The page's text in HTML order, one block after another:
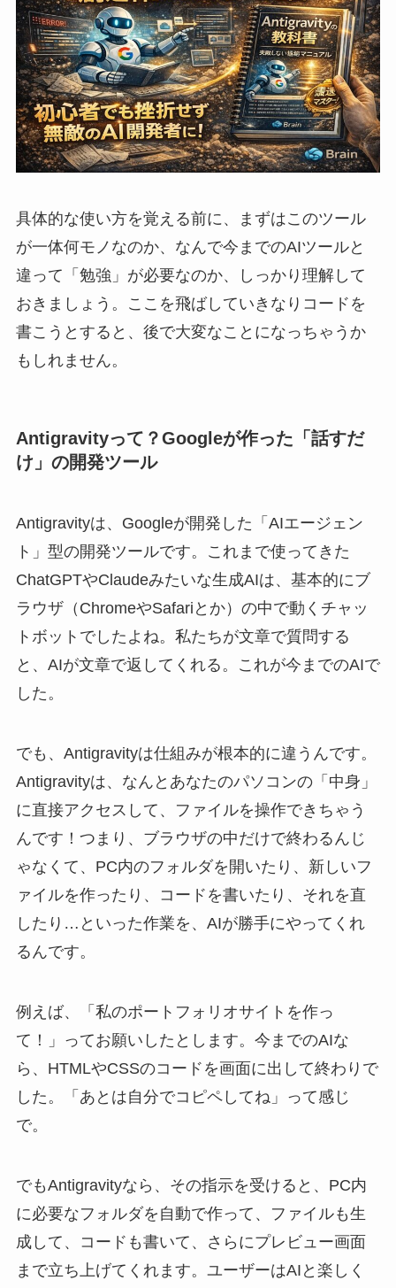
具体的な使い方を覚える前に、まずはこのツール
が一体何モノなのか、なんで今までのAIツールと
違って「勉強」が必要なのか、しっかり理解して
おきましょう。ここを飛ばしていきなりコードを
書こうとすると、後で大変なことになっちゃうか
もしれません。
Antigravityって？Googleが作った「話すだ
け」の開発ツール
Antigravityは、Googleが開発した「AIエージェン
ト」型の開発ツールです。これまで使ってきた
ChatGPTやClaudeみたいな生成AIは、基本的にブ
ラウザ（ChromeやSafariとか）の中で動くチャッ
トボットでしたよね。私たちが文章で質問する
と、AIが文章で返してくれる。これが今までのAIで
した。
でも、Antigravityは仕組みが根本的に違うんです。
Antigravityは、なんとあなたのパソコンの「中身」
に直接アクセスして、ファイルを操作できちゃう
んです！つまり、ブラウザの中だけで終わるんじ
ゃなくて、PC内のフォルダを開いたり、新しいフ
ァイルを作ったり、コードを書いたり、それを直
したり…といった作業を、AIが勝手にやってくれ
るんです。
例えば、「私のポートフォリオサイトを作っ
て！」ってお願いしたとします。今までのAIな
ら、HTMLやCSSのコードを画面に出して終わりで
した。「あとは自分でコピペしてね」って感じ
で。
でもAntigravityなら、その指示を受けると、PC内
に必要なフォルダを自動で作って、ファイルも生
成して、コードも書いて、さらにプレビュー画面
まで立ち上げてくれます。ユーザーはAIと楽しく